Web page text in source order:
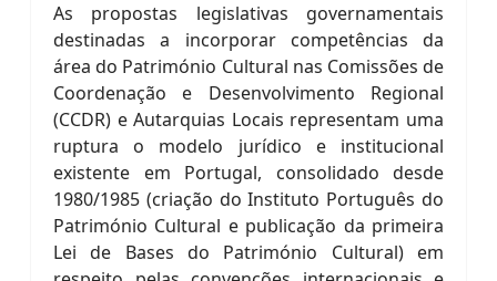
As propostas legislativas governamentais
destinadas a incorporar competências da
área do Património Cultural nas Comissões de
Coordenação e Desenvolvimento Regional
(CCDR) e Autarquias Locais representam uma
ruptura o modelo jurídico e institucional
existente em Portugal, consolidado desde
1980/1985 (criação do Instituto Português do
Património Cultural e publicação da primeira
Lei de Bases do Património Cultural) em